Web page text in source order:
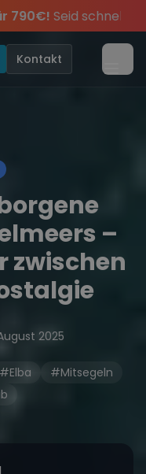
Youngline-Törns für
und Deine
und exklusive
Die Saison war
Kontakt
–
zwischen
2025
#Elba
#Mitsegeln